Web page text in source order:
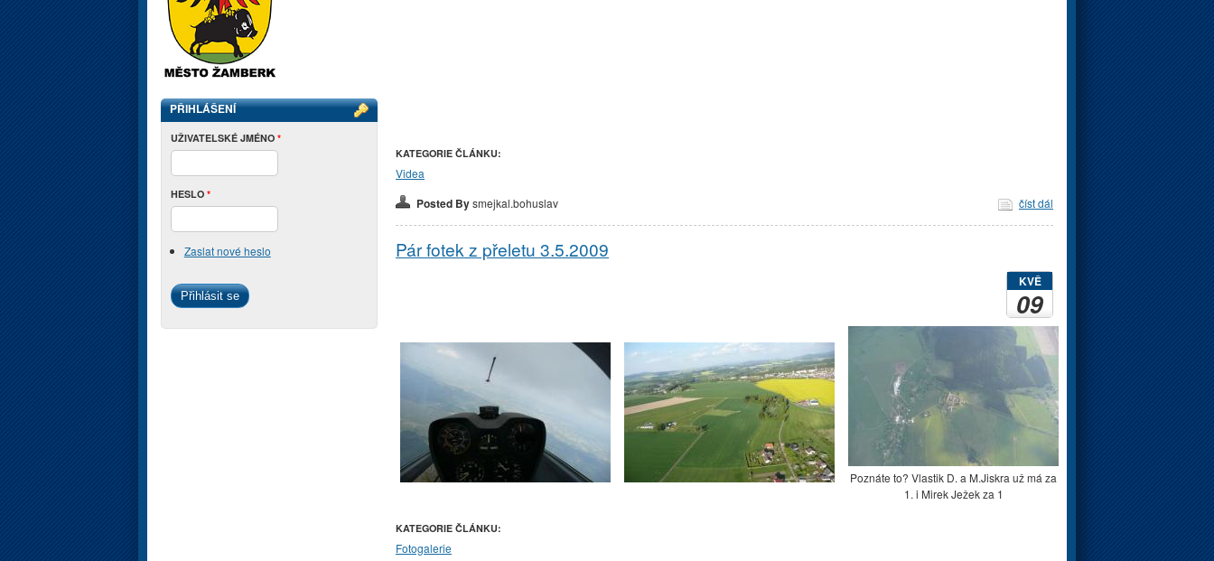
KATEGORIE ČLÁNKU:
Videa
Posted Bysmejkal.bohuslav číst dál
Pár fotek z přeletu 3.5.2009
KVĚ
09
Poznáte to? Vlastik D. a M.Jiskra už má za
1. i Mirek Ježek za 1
KATEGORIE ČLÁNKU:
Fotogalerie
PŘIHLÁŠENÍ
UŽIVATELSKÉ JMÉNO *
HESLO *
Zaslat nové heslo